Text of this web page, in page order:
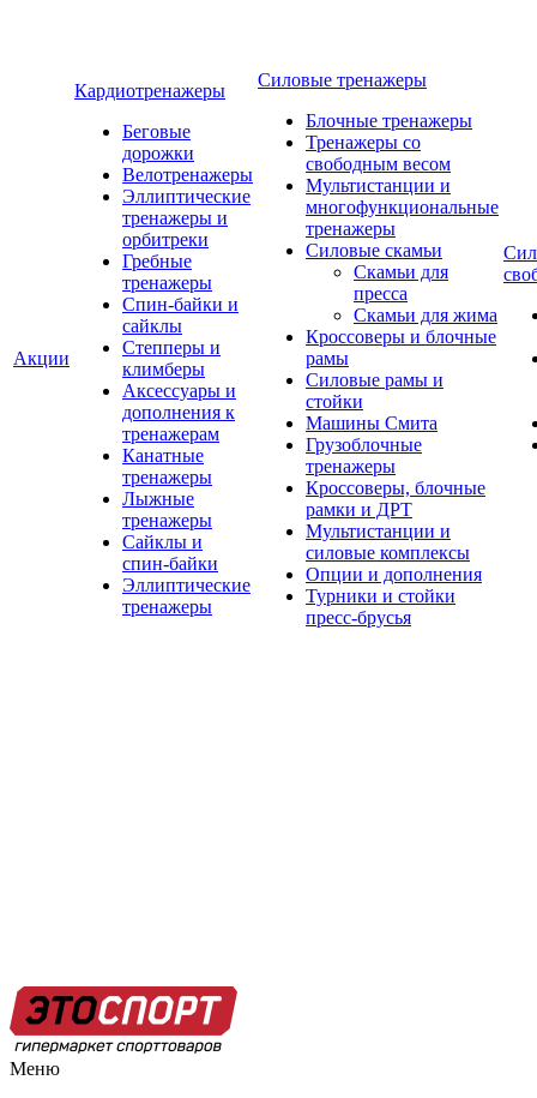
Акции
Кардиотренажеры
Беговые
дорожки
Велотренажеры
Эллиптические
тренажеры и
орбитреки
Гребные
тренажеры
Спин-байки и
сайклы
Степперы и
климберы
Аксессуары и
дополнения к
тренажерам
Канатные
тренажеры
Лыжные
тренажеры
Сайклы и
спин-байки
Эллиптические
тренажеры
Силовые тренажеры
Блочные тренажеры
Тренажеры со
свободным весом
Мультистанции и
многофункциональные
тренажеры
Силовые скамьи
Скамьи для
пресса
Скамьи для жима
Кроссоверы и блочные
рамы
Силовые рамы и
стойки
Машины Смита
Грузоблочные
тренажеры
Кроссоверы, блочные
рамки и ДРТ
Мультистанции и
силовые комплексы
Опции и дополнения
Турники и стойки
пресс-брусья
Меню